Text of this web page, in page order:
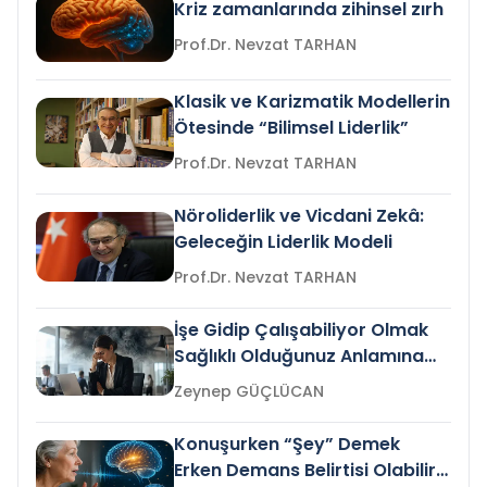
Kriz zamanlarında zihinsel zırh
Prof.Dr. Nevzat TARHAN
Klasik ve Karizmatik Modellerin
Ötesinde “Bilimsel Liderlik”
Prof.Dr. Nevzat TARHAN
Nöroliderlik ve Vicdani Zekâ:
Geleceğin Liderlik Modeli
Prof.Dr. Nevzat TARHAN
İşe Gidip Çalışabiliyor Olmak
Sağlıklı Olduğunuz Anlamına
Gelir mi?Zeynep GÜÇLÜCAN
Konuşurken “Şey” Demek
Erken Demans Belirtisi Olabilir